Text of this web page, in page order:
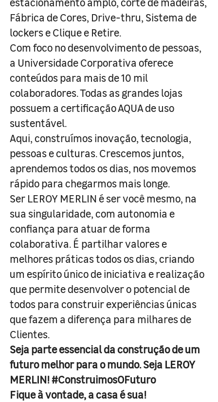
Fábrica de Cores, Drive-thru, Sistema de
lockers e Clique e Retire.
Com foco no desenvolvimento de pessoas,
a Universidade Corporativa oferece
conteúdos para mais de 10 mil
colaboradores. Todas as grandes lojas
possuem a certificação AQUA de uso
sustentável.
Aqui, construímos inovação, tecnologia,
pessoas e culturas. Crescemos juntos,
aprendemos todos os dias, nos movemos
rápido para chegarmos mais longe.
Ser LEROY MERLIN é ser você mesmo, na
sua singularidade, com autonomia e
confiança para atuar de forma
colaborativa. É partilhar valores e
melhores práticas todos os dias, criando
um espírito único de iniciativa e realização
que permite desenvolver o potencial de
todos para construir experiências únicas
que fazem a diferença para milhares de
Clientes.
Seja parte essencial da construção de um
futuro melhor para o mundo. Seja LEROY
MERLIN! #ConstruimosOFuturo
Fique à vontade, a casa é sua!